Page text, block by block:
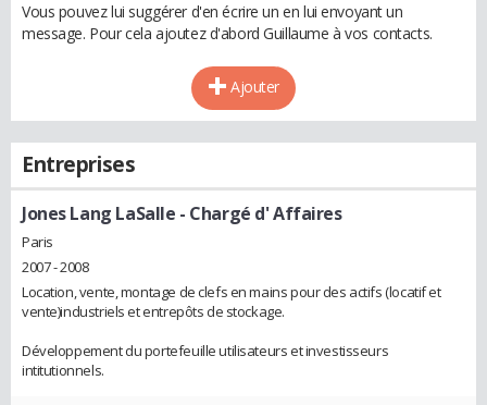
Vous pouvez lui suggérer d'en écrire un en lui envoyant un
message. Pour cela ajoutez d'abord Guillaume à vos contacts.
Ajouter
Entreprises
Jones Lang LaSalle - Chargé d' Affaires
Paris
2007 - 2008
Location, vente, montage de clefs en mains pour des actifs (locatif et
vente)industriels et entrepôts de stockage.
Développement du portefeuille utilisateurs et investisseurs
intitutionnels.